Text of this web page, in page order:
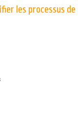
composante)
les processus de